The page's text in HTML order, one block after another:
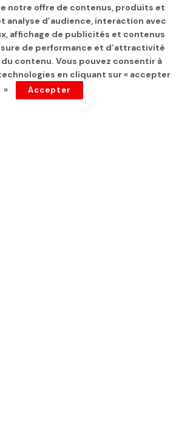
feu à Gaza:
seront libérés »
notre offre de contenus, produits et
analyse d’audience, interaction avec
affichage de publicités et contenus
de performance et d’attractivité
contenu. Vous pouvez consentir à
en cliquant sur « accepter
»
Accepter